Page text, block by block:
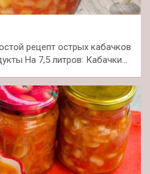
рецепт острых кабачков
На 7,5 литров: Кабачки…